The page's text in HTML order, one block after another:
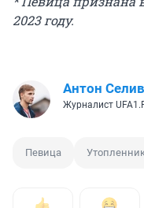
2023 году.
Антон
Журналист
Певица